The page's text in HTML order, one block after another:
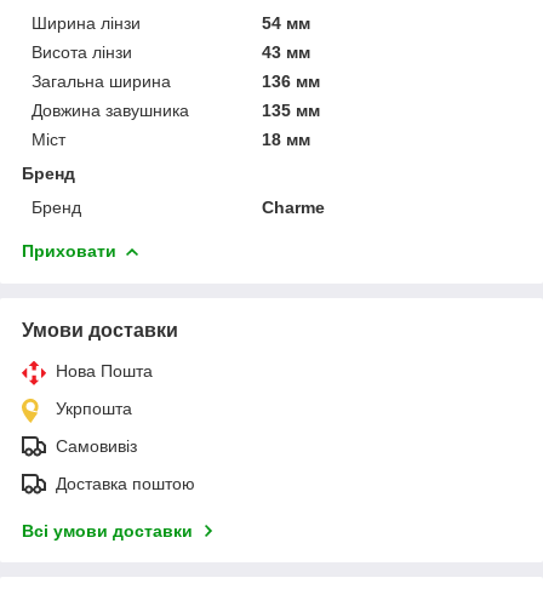
Ширина лінзи
54 мм
Висота лінзи
43 мм
Загальна ширина
136 мм
Довжина завушника
135 мм
Міст
18 мм
Бренд
Бренд
Charme
Приховати
Умови доставки
Нова Пошта
Укрпошта
Самовивіз
Доставка поштою
Всі умови доставки